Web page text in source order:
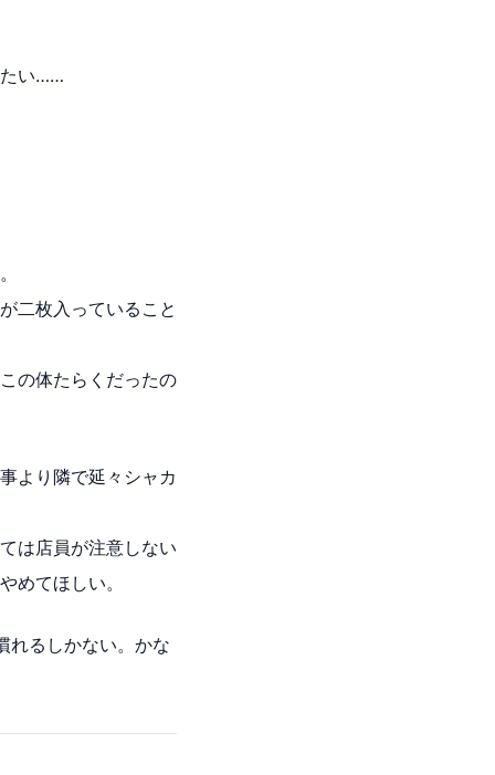
たい……
二枚入っていること
の体たらくだったの
より隣で延々シャカ
は店員が注意しない
めてほしい。
れるしかない。かな